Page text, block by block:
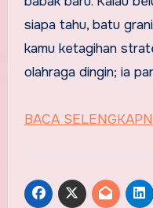
siapa tahu, batu
kamu ketagihan
olahraga dingin; ia
BACA